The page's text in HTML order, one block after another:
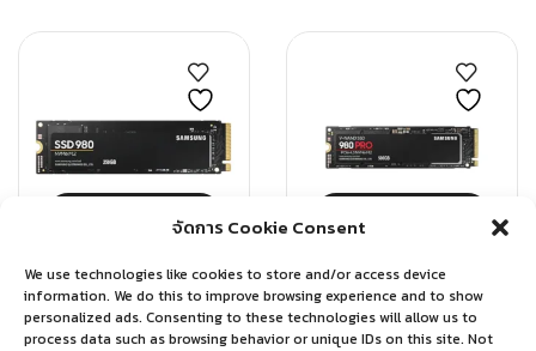
จัดการ Cookie Consent
We use technologies like cookies to store and/or access device
information. We do this to improve browsing experience and to show
personalized ads. Consenting to these technologies will allow us to
process data such as browsing behavior or unique IDs on this site. Not
SSD
SSD SAMSUNG 980 M.2
SSD
SSD SAMSUNG 980 PRO